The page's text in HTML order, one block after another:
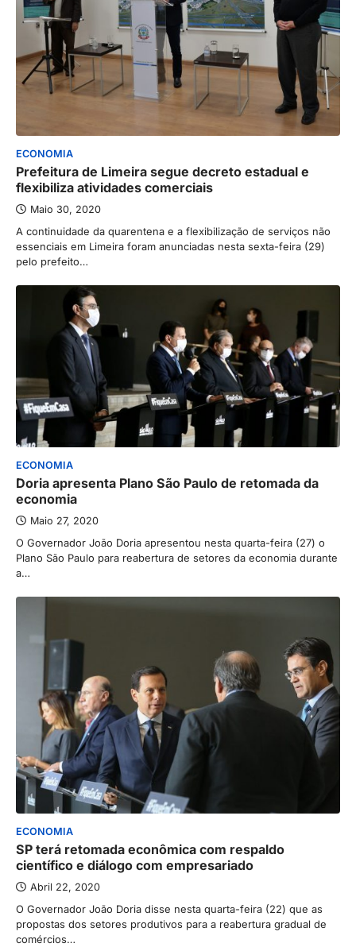
ECONOMIA
Prefeitura de Limeira segue decreto estadual e
flexibiliza atividades comerciais
Maio 30, 2020
A continuidade da quarentena e a flexibilização de serviços não
essenciais em Limeira foram anunciadas nesta sexta-feira (29)
pelo prefeito…
ECONOMIA
Doria apresenta Plano São Paulo de retomada da
economia
Maio 27, 2020
O Governador João Doria apresentou nesta quarta-feira (27) o
Plano São Paulo para reabertura de setores da economia durante
a…
ECONOMIA
SP terá retomada econômica com respaldo
científico e diálogo com empresariado
Abril 22, 2020
O Governador João Doria disse nesta quarta-feira (22) que as
propostas dos setores produtivos para a reabertura gradual de
comércios…